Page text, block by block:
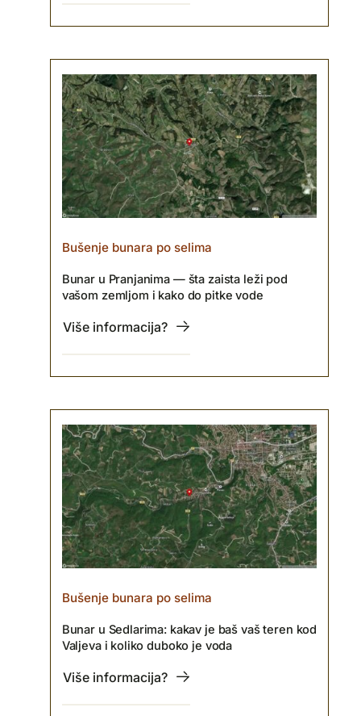
Bušenje bunara po selima
Bunar u Pranjanima — šta zaista leži pod
vašom zemljom i kako do pitke vode
Više informacija?
Bušenje bunara po selima
Bunar u Sedlarima: kakav je baš vaš teren kod
Valjeva i koliko duboko je voda
Više informacija?